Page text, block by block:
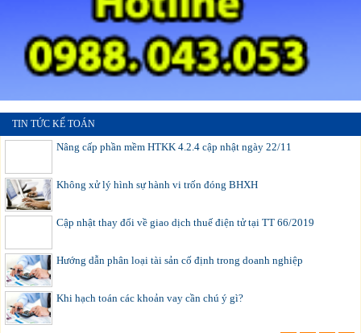
TIN TỨC KẾ TOÁN
Nâng cấp phần mềm HTKK 4.2.4 cập nhật ngày 22/11
Không xử lý hình sự hành vi trốn đóng BHXH
Cập nhật thay đổi về giao dịch thuế điện tử tại TT 66/2019
Hướng dẫn phân loại tài sản cố định trong doanh nghiệp
Khi hạch toán các khoản vay cần chú ý gì?